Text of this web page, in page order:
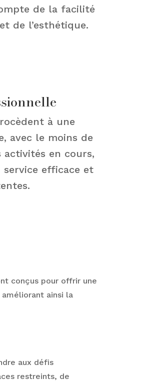
de la facilité
de l’esthétique.
à une
avec le moins de
en cours,
service efficace et
conçus pour offrir une
ainsi la
aux défis
restreints, de